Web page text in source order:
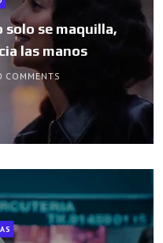
solo se maquilla,
las manos
COMMENTS